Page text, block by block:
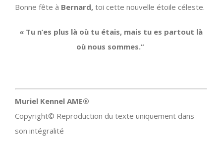
Bonne fête à Bernard, toi cette nouvelle étoile céleste.
« Tu n’es plus là où tu étais, mais tu es partout là
où nous sommes.”
Muriel Kennel AME®
Copyright© Reproduction du texte uniquement dans
son intégralité